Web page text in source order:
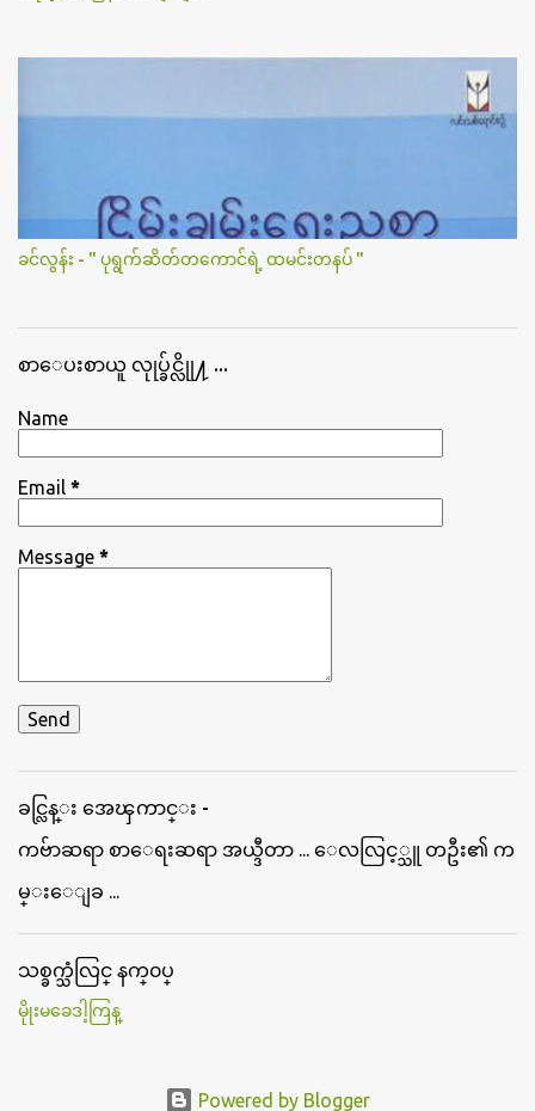
ခင်လွန်း - " ပုရွက်ဆိတ်တကောင်ရဲ့ ထမင်းတနပ် "
စာေပးစာယူ လုုပ္ခ်င္လိုု႔ ...
Name
Email *
Message *
ခင္လြန္း အေၾကာင္း -
ကဗ်ာဆရာ စာေရးဆရာ အယ္ဒီတာ ... ေလလြင့္သူ တဦး၏ က
မ္းေျခ ...
သစ္ခက္သံလြင္ နက္၀ပ္
မိုုးမခေဒါ့ကြန္
Powered by Blogger